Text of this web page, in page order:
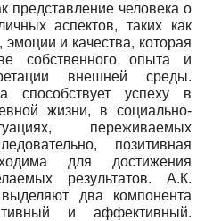
представление человека о
аспектов, таких как
и качества, которая
собственного опыта и
внешней среды.
способствует успеху в
жизни, в социально-
переживаемых
позитивная
для достижения
результатов. А.К.
два компонента
и аффективный.